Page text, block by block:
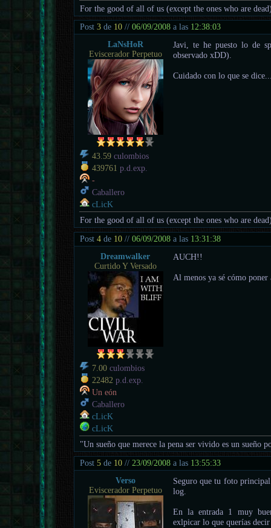
For the good of all of us (except the ones who are
Post3 de 10 //06/09/2008 a las 12:38:03
LaNsHoR
Eviscerador Perpetuo
43.59 culombios
439761 p.d.exp.
-
Caballero
cLicK
Javi, te he puesto lo de
observado xDD).
Cuidado con lo que se
For the good of all of us (except the ones who are
Post4 de 10 //06/09/2008 a las 13:31:38
Dreamwalker
Curtido Y Versado
7.00 culombios
22482 p.d.exp.
Un eón
Caballero
cLicK
cLicK
AUCH!!
Al menos ya sé cómo
"Un sueño que merece la pena ser vivido es un sueño
Post5 de 10 //23/09/2008 a las 13:55:33
Verso
Eviscerador Perpetuo
Seguro que tu foto
log.
En la entrada 1 muy
exlpicar lo que querías